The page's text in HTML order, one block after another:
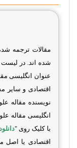
مقالات ترجمه
شده اند. در لیست
عنوان انگلیسی
اقتصادی و سایر
نویسنده مقاله
انگلیسی مقاله
با کلیک روی "
اقتصادی یا اصل